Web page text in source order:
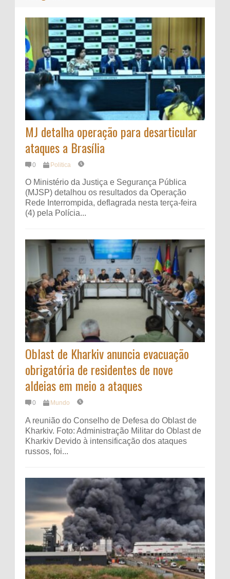
MJ detalha operação para desarticular
ataques a Brasília
0 Politica
O Ministério da Justiça e Segurança Pública
(MJSP) detalhou os resultados da Operação
Rede Interrompida, deflagrada nesta terça-feira
(4) pela Polícia...
Oblast de Kharkiv anuncia evacuação
obrigatória de residentes de nove
aldeias em meio a ataques
0 Mundo
A reunião do Conselho de Defesa do Oblast de
Kharkiv. Foto: Administração Militar do Oblast de
Kharkiv Devido à intensificação dos ataques
russos, foi...